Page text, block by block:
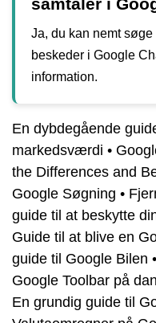
samtaler i
Ja, du kan nemt
beskeder i Google
information.
En dybdegående
markedsværdi •
the Differences and
Google Søgning •
guide til at beskytte
Guide til at blive en
guide til Google Bilen •
Google Toolbar på
En grundig guide til